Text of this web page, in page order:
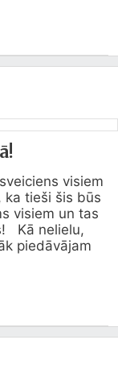
visiem
ka tieši šis būs
visiem un tas
Kā nelielu,
piedāvājam